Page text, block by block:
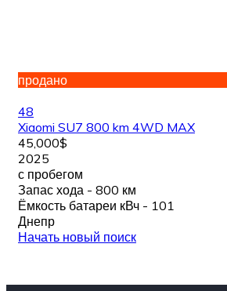
продано
48
Xiaomi SU7 800 km 4WD MAX
45,000$
2025
с пробегом
Запас хода - 800 км
Ёмкость батареи кВч - 101
Днепр
Начать новый поиск